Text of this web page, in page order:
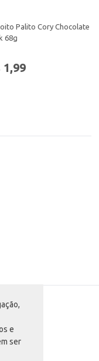
e
ser
Palito Cory Chocolate
68g
1,99